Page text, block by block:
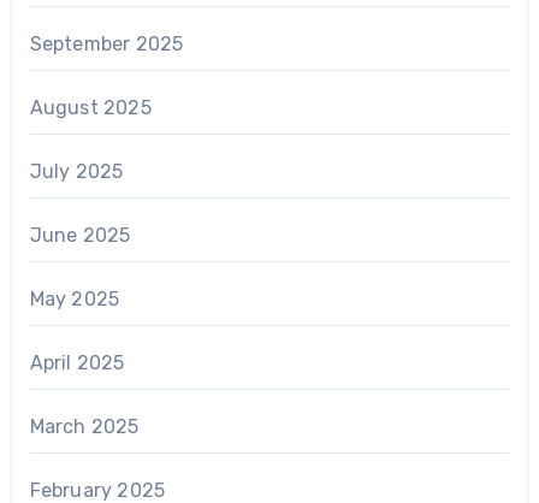
September 2025
August 2025
July 2025
June 2025
May 2025
April 2025
March 2025
February 2025